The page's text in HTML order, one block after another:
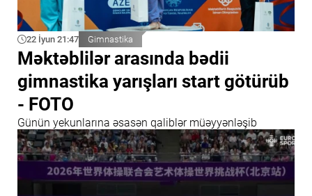
22 İyun 21:47 Gimnastika
Məktəblilər arasında bədii
gimnastika yarışları start götürüb
- FOTO
Günün yekunlarına əsasən qaliblər müəyyənləşib